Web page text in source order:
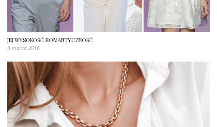
JEJ WYSOKOŚĆ ROMANTYCZNOŚĆ
3 marca 2016